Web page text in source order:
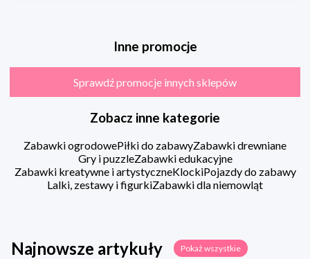
Inne promocje
Sprawdź promocje innych sklepów
Zobacz inne kategorie
Zabawki ogrodowePiłki do zabawyZabawki drewniane
Gry i puzzleZabawki edukacyjne
Zabawki kreatywne i artystyczneKlockiPojazdy do zabawy
Lalki, zestawy i figurkiZabawki dla niemowląt
Najnowsze artykuły Pokaż wszystkie